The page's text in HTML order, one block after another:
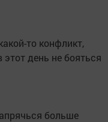
то конфликт,
день не бояться
больше